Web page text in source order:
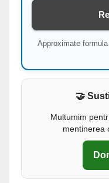
Approximate
🤝
Multumim
mentinerea